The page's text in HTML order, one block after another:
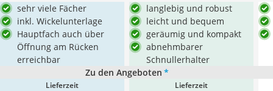
sehr viele Fächer
inkl. Wickelunterlage
Hauptfach auch über
Öffnung am Rücken
erreichbar
langlebig und robust
leicht und bequem
geräumig und kompakt
abnehmbarer
Schnullerhalter
Zu den Angeboten *
Lieferzeit Lieferzeit